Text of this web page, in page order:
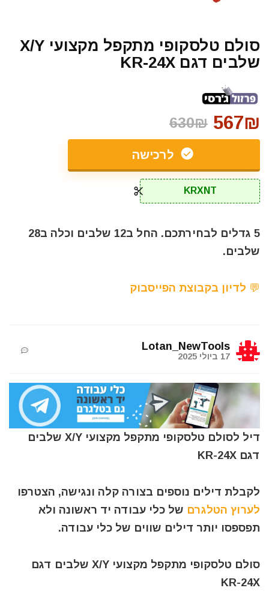
סולם טלסקופי מתקפל מקצועי X/Y
שלבים דגם KR-24X
567₪
630₪
לרכישה
KRXNT
5 גדלים לבחירתכם. החל ב12 שלבים וכלה ב28
שלבים.
💬 לדיון בקבוצת הפייסבוק
Lotan_NewTools
17 ביולי 2025
דיל לסולם טלסקופי מתקפל מקצועי X/Y שלבים
דגם KR-24X
לקבלת דילים נוספים בצורה קלה ונגישה, הצטרפו
לערוץ הטלגרם של כלי עבודה יד ראשונה ולא
תפספסו יותר דילים שווים של כלי עבודה.
סולם טלסקופי מתקפל מקצועי X/Y שלבים דגם
KR-24X